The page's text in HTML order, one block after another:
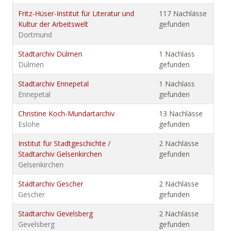
Fritz-Hüser-Institut für Literatur und
Kultur der Arbeitswelt
Dortmund
117 Nachlässe
gefunden
Stadtarchiv Dülmen
Dülmen
1 Nachlass
gefunden
Stadtarchiv Ennepetal
Ennepetal
1 Nachlass
gefunden
Christine Koch-Mundartarchiv
Eslohe
13 Nachlässe
gefunden
Institut für Stadtgeschichte /
Stadtarchiv Gelsenkirchen
Gelsenkirchen
2 Nachlässe
gefunden
Stadtarchiv Gescher
Gescher
2 Nachlässe
gefunden
Stadtarchiv Gevelsberg
Gevelsberg
2 Nachlässe
gefunden